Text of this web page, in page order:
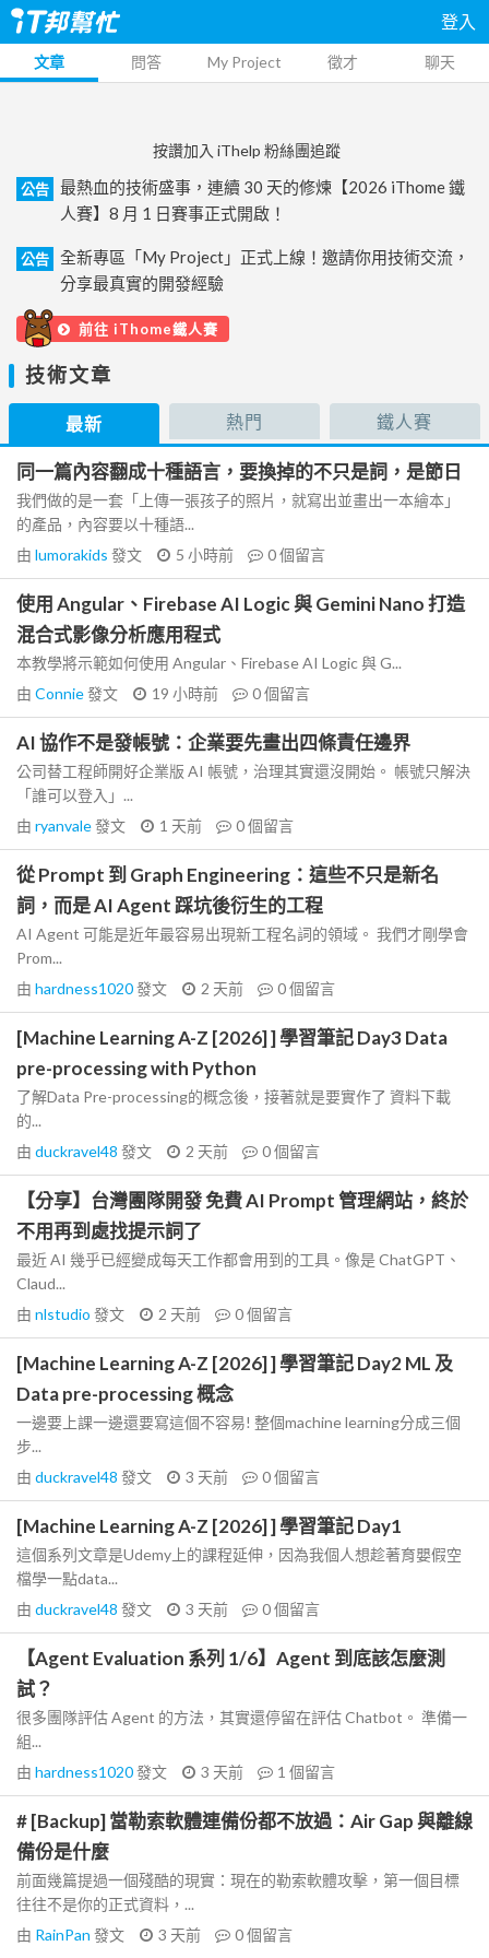
登入
文章 問答 My Project 徵才 聊天
按讚加入 iThelp 粉絲團追蹤
公告
最熱血的技術盛事，連續 30 天的修煉【2026 iThome 鐵
人賽】8 月 1 日賽事正式開啟！
公告
全新專區「My Project」正式上線！邀請你用技術交流，
分享最真實的開發經驗
前往 iThome鐵人賽
技術文章
最新 熱門 鐵人賽
同一篇內容翻成十種語言，要換掉的不只是詞，是節日
我們做的是一套「上傳一張孩子的照片，就寫出並畫出一本繪本」
的產品，內容要以十種語...
由 lumorakids 發文 5 小時前 0個留言
使用 Angular、Firebase AI Logic 與 Gemini Nano 打造
混合式影像分析應用程式
本教學將示範如何使用 Angular、Firebase AI Logic 與 G...
由 Connie發文 19 小時前 0個留言
AI 協作不是發帳號：企業要先畫出四條責任邊界
公司替工程師開好企業版 AI 帳號，治理其實還沒開始。 帳號只解決
「誰可以登入」...
由 ryanvale發文 1 天前 0個留言
從 Prompt 到 Graph Engineering：這些不只是新名
詞，而是 AI Agent 踩坑後衍生的工程
AI Agent 可能是近年最容易出現新工程名詞的領域。 我們才剛學會
Prom...
由 hardness1020發文 2 天前 0個留言
[Machine Learning A-Z [2026] ] 學習筆記 Day3 Data
pre-processing with Python
了解Data Pre-processing的概念後，接著就是要實作了 資料下載
的...
由 duckravel48 發文 2 天前 0個留言
【分享】台灣團隊開發 免費 AI Prompt 管理網站，終於
不用再到處找提示詞了
最近 AI 幾乎已經變成每天工作都會用到的工具。像是 ChatGPT、
Claud...
由 nlstudio 發文 2 天前 0個留言
[Machine Learning A-Z [2026] ] 學習筆記 Day2 ML 及
Data pre-processing 概念
一邊要上課一邊還要寫這個不容易! 整個machine learning分成三個
步...
由 duckravel48 發文 3 天前 0個留言
[Machine Learning A-Z [2026] ] 學習筆記 Day1
這個系列文章是Udemy上的課程延伸，因為我個人想趁著育嬰假空
檔學一點data...
由 duckravel48 發文 3 天前 0個留言
【Agent Evaluation 系列 1/6】Agent 到底該怎麼測
試？
很多團隊評估 Agent 的方法，其實還停留在評估 Chatbot。 準備一
組...
由 hardness1020發文 3 天前 1 個留言
# [Backup] 當勒索軟體連備份都不放過：Air Gap 與離線
備份是什麼
前面幾篇提過一個殘酷的現實：現在的勒索軟體攻擊，第一個目標
往往不是你的正式資料，...
由 RainPan 發文 3 天前 0個留言